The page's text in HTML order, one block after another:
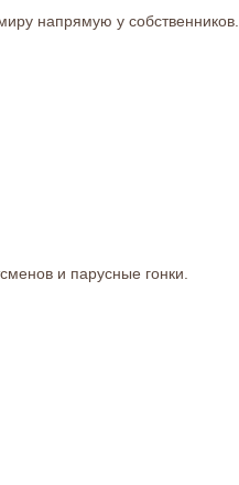
напрямую у собственников.
и парусные гонки.